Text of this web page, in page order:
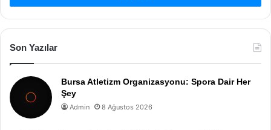
Son Yazılar
Bursa Atletizm Organizasyonu: Spora Dair Her
Şey
Admin 8 Ağustos 2026